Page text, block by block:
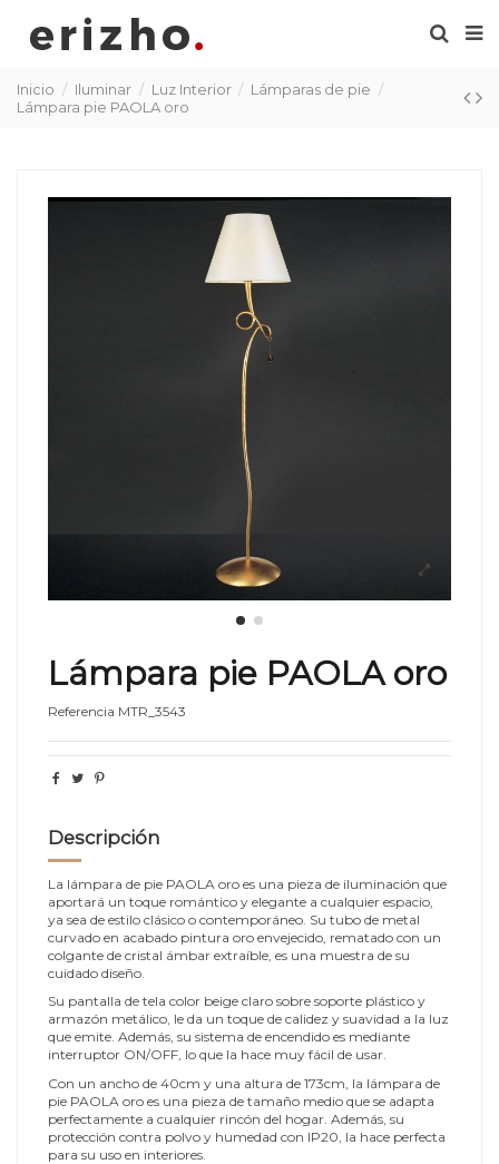
Inicio Iluminar Luz Interior
Lámparas de pie
Lámpara pie PAOLA oro
Lámpara pie PAOLA oro
Referencia MTR_3543
Descripción
La lámpara de pie PAOLA oro es una pieza de iluminación que
aportará un toque romántico y elegante a cualquier espacio,
ya sea de estilo clásico o contemporáneo. Su tubo de metal
curvado en acabado pintura oro envejecido, rematado con un
colgante de cristal ámbar extraíble, es una muestra de su
cuidado diseño.
Su pantalla de tela color beige claro sobre soporte plástico y
armazón metálico, le da un toque de calidez y suavidad a la luz
que emite. Además, su sistema de encendido es mediante
interruptor ON/OFF, lo que la hace muy fácil de usar.
Con un ancho de 40cm y una altura de 173cm, la lámpara de
pie PAOLA oro es una pieza de tamaño medio que se adapta
perfectamente a cualquier rincón del hogar. Además, su
protección contra polvo y humedad con IP20, la hace perfecta
para su uso en interiores.